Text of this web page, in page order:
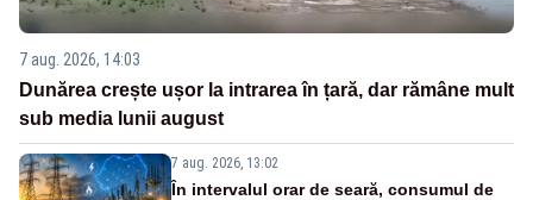
7 aug. 2026, 14:03
Dunărea crește ușor la intrarea în țară, dar rămâne mult
sub media lunii august
7 aug. 2026, 13:02
În intervalul orar de seară, consumul de